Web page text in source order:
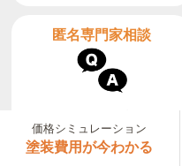
匿名専門家相談
無料で全国の塗装のプロに匿名で
質問や相談ができる
価格シミュレーション
塗装費用が今わかる